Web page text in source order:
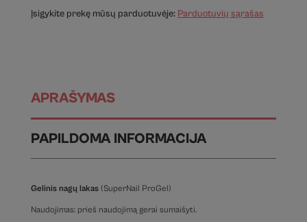
Įsigykite prekę mūsų parduotuvėje: Parduotuvių sąrašas
APRAŠYMAS
PAPILDOMA INFORMACIJA
Gelinis nagų lakas(SuperNail ProGel)
Naudojimas: prieš naudojimą gerai sumaišyti.